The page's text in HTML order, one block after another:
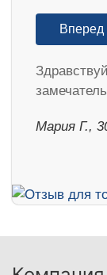
Вперед
Мария Г.,